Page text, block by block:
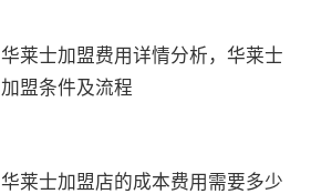
华莱士加盟费用详情分析，华莱士
加盟条件及流程
华莱士加盟店的成本费用需要多少